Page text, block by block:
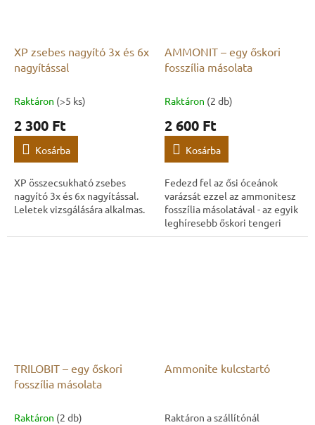
XP zsebes nagyító 3x és 6x
nagyítással
Raktáron (>5 ks)
2 300 Ft
Kosárba
XP összecsukható zsebes
nagyító 3x és 6x nagyítással.
Leletek vizsgálására alkalmas.
AMMONIT – egy őskori
fosszília másolata
Raktáron (2 db)
2 600 Ft
Kosárba
Fedezd fel az ősi óceánok
varázsát ezzel az ammonitesz
fosszília másolatával - az egyik
leghíresebb őskori tengeri
élőlényével. Ez a dekoratív
TRILOBIT – egy őskori
fosszília másolata
Raktáron (2 db)
Ammonite kulcstartó
Raktáron a szállítónál